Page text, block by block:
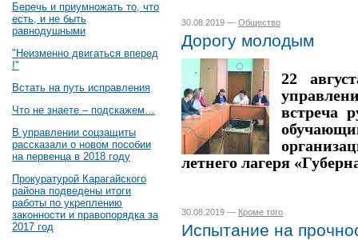
Беречь и приумножать то, что
есть, и не быть
равнодушными
"Неизменно двигаться вперед
!"
Встать на путь исправления
Что не знаете – подскажем…
В управлении соцзащиты
рассказали о новом пособии
на первенца в 2018 году
Прокуратурой Карагайского
района подведены итоги
работы по укреплению
законности и правопорядка за
2017 год
30.08.2019 — Общество
Дорогу молодым
22
встреча
летнего лагеря
30.08.2019 — Кроме того
Испытание на